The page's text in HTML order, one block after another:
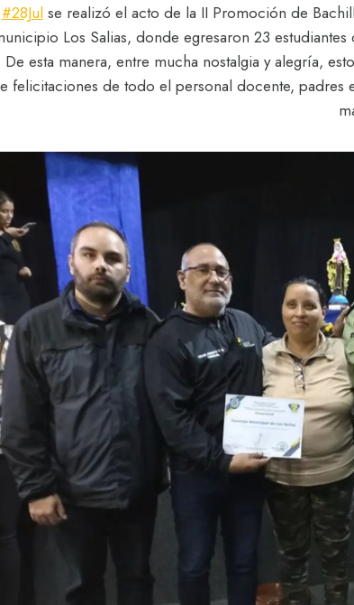
#28Jul se realizó el acto de la II Promoción de
Los Salias, donde egresaron 23
De esta manera, entre mucha nostalgia y alegría,
felicitaciones de todo el personal docente,